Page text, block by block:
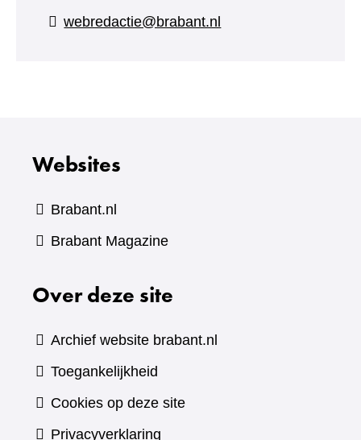
naar
webredactie@brabant.nl
Websites
Brabant.nl
Brabant Magazine(verwijst
een
website)
Over deze site
Archief website brabant.nl
Toegankelijkheid
Cookies op deze site
Privacyverklaring